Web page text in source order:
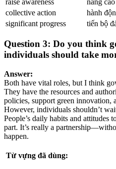
collective action
hành
significant progress
tiến bộ
Question 3: Do you think
individuals should take
Answer:
Both have vital roles, but I think
They have the resources and
policies, support green innovation,
However, individuals shouldn’t
People’s daily habits and attitudes
part. It’s really a
happen.
Từ vựng đã dùng: